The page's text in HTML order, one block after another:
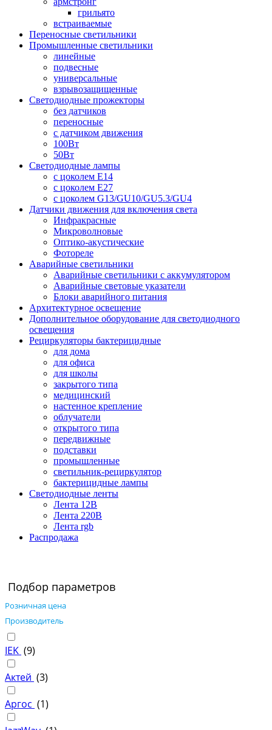
грильято
встраиваемые
Переносные светильники
Промышленные светильники
линейные
подвесные
универсальные
взрывозащищенные
Светодиодные прожекторы
без датчиков
переносные
с датчиком движения
100Вт
50Вт
Светодиодные лампы
с цоколем E14
с цоколем E27
с цоколем G13/GU10/GU5.3/GU4
Датчики движения для включения света
Инфракрасные
Микроволновые
Оптико-акустические
Фотореле
Аварийные светильники
Аварийные светильники с аккумулятором
Аварийные световые указатели
Блоки аварийного питания
Архитектурное освещение
Дополнительное оборудование для светодиодного
освещения
Рециркуляторы бактерицидные
для дома
для офиса
для школы
закрытого типа
медицинский
настенное крепление
облучатели
открытого типа
передвижные
подставки
промышленные
светильник-рециркулятор
бактерицидные лампы
Светодиодные ленты
Лента 12В
Лента 220В
Лента rgb
Распродажа
Подбор параметров
Розничная цена
Производитель
IEK (9)
Актей (3)
Аргос (1)